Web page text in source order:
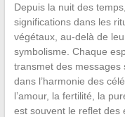
Depuis la nuit des
significations dans les
végétaux, au-delà de
symbolisme. Chaque
transmet des messages
dans l’harmonie des
l’amour, la fertilité, la
est souvent le reflet des